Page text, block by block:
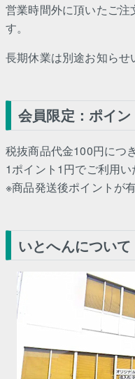
営業時間外に頂いたご注
す。
長期休業は別途お知らせ
会員限定：ポイ
税抜商品代金100円につ
1ポイント1円でご利用い
※商品発送後ポイントが
いとへんについて